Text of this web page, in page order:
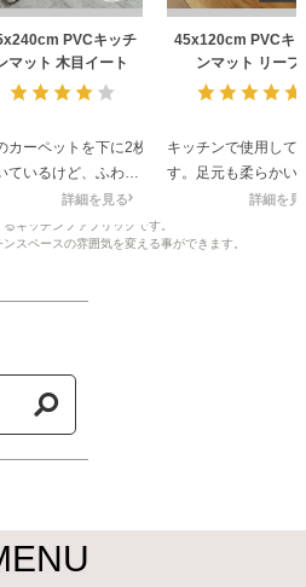
PVCキッチ
マット 木目イート
詳細を見る
カーペットを下に2枚
ているけど、ふわふ
があって座り心地も
と思います
45x120cm PVCキ
ンマット リーフ
詳細を見
キッチンで使用して
す。足元も柔らかい
勝手はよいです。
キッチンファブリックです。
スペースの雰囲気を変える事ができます。